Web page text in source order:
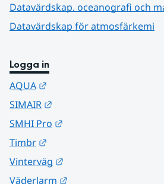
Datavärdskap, oceanografi och
Datavärdskap för atmosfärkemi
Logga in
AQUA
SIMAIR
SMHI Pro
Timbr
Vinterväg
Väderlarm